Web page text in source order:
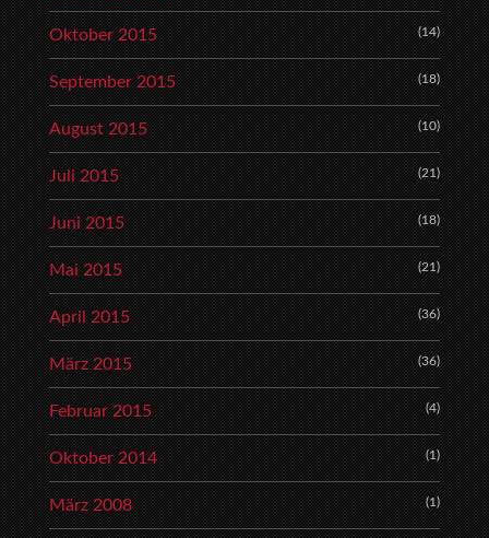
Oktober 2015 (14)
September 2015 (18)
August 2015 (10)
Juli 2015 (21)
Juni 2015 (18)
Mai 2015 (21)
April 2015 (36)
März 2015 (36)
Februar 2015 (4)
Oktober 2014 (1)
März 2008 (1)